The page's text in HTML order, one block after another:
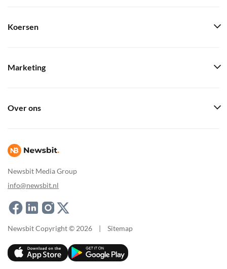
Newsbit Media Group
info@newsbit.nl
Koersen
Marketing
Over ons
Newsbit Copyright © 2026 | Sitemap